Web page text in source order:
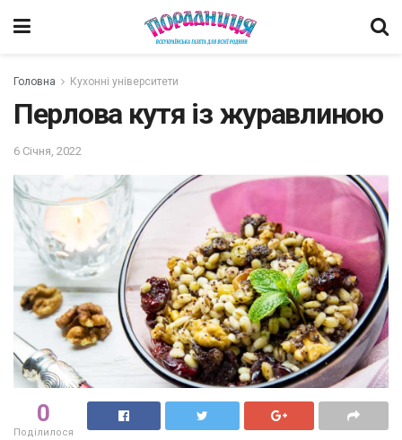
Головна Кухонні університети
Перлова кутя із журавлиною
6 Січня, 2022
0
Поділилося